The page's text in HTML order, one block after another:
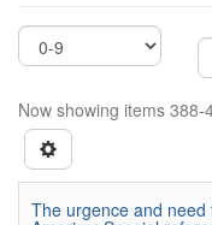
Now showing items 388-
The urgence and